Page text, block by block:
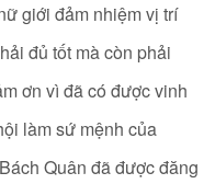
giới đảm nhiệm vị trí
đủ tốt mà còn phải
ơn vì đã có được vinh
làm sứ mệnh của
Quân đã được đăng